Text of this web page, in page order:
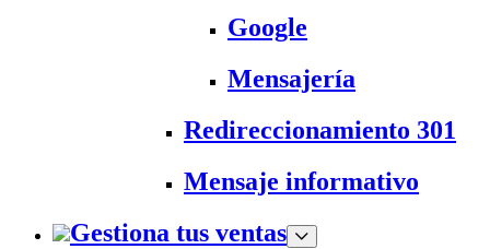
Google
Mensajería
Redireccionamiento 301
Mensaje informativo
Gestiona tus ventas